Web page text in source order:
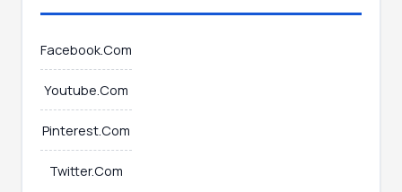
Facebook.Com
Youtube.Com
Pinterest.Com
Twitter.Com